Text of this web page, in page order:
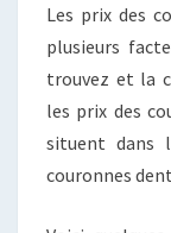
Les prix des
plusieurs
trouvez et la
les prix des
situent dans
couronnes